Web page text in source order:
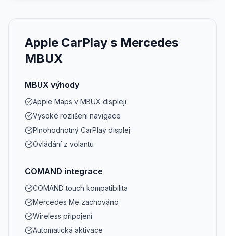
Apple CarPlay s Mercedes
MBUX
MBUX výhody
Apple Maps v MBUX displeji
Vysoké rozlišení navigace
Plnohodnotný CarPlay displej
Ovládání z volantu
COMAND integrace
COMAND touch kompatibilita
Mercedes Me zachováno
Wireless připojení
Automatická aktivace